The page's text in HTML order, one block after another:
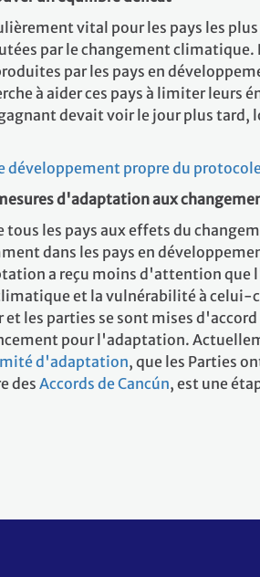
vital pour les pays les
par le changement
par les pays en
à aider ces pays à limiter leurs
devait voir le jour plus tard,
développement propre du
d'adaptation aux
les pays aux effets du
dans les pays en
a reçu moins d'attention
et la vulnérabilité à celui-
les parties se sont mises
pour l'adaptation.
d'adaptation, que les Parties
des Accords de Cancún, est une